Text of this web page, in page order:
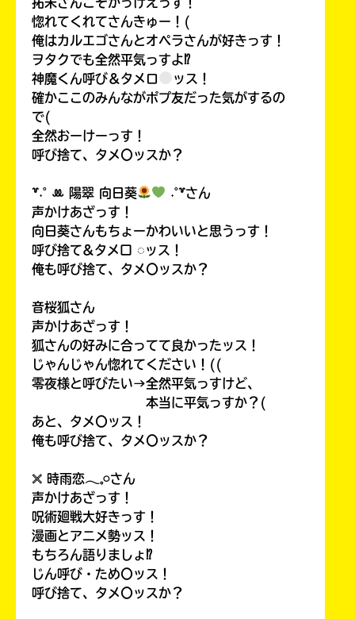
惚れてくれてさんきゅー！(
俺はカルエゴさんとオペラさんが好きっす！
ヲタクでも全然平気っすよ⁉
神魔くん呼び＆タメロ
ッス！
確かここのみんながポプ友だった気がするの
で(
全然おーけーっす！
呼び捨て、タメ〇ッスか？
꒷˖˚ ꔛ‬ 陽翠 向日葵
˖˚꒷さん
声かけあざっす！
向日葵さんもちょーかわいいと思うっす！
呼び捨て&タメ口 ◌ッス！
俺も呼び捨て、タメ〇ッスか？
音桜狐さん
声かけあざっす！
狐さんの好みに合ってて良かったッス！
じゃんじゃん惚れてください！((
零夜様と呼びたい→全然平気っすけど、
本当に平気っすか？(
あと、タメ〇ッス！
俺も呼び捨て、タメ〇ッスか？
𓏴 時雨恋𓂃𓈒𓏸さん
声かけあざっす！
呪術廻戦大好きっす！
漫画とアニメ勢ッス！
もちろん語りましょ⁉
じん呼び・ため〇ッス！
呼び捨て、タメ〇ッスか？